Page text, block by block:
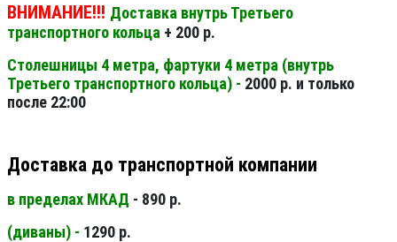
ВНИМАНИЕ!!! Доставка внутрь Третьего
транспортного кольца + 200 р.
Столешницы 4 метра, фартуки 4 метра (внутрь
Третьего транспортного кольца) - 2000 р. и только
после 22:00
Доставка до транспортной компании
в пределах МКАД - 890 р.
(диваны) - 1290 р.